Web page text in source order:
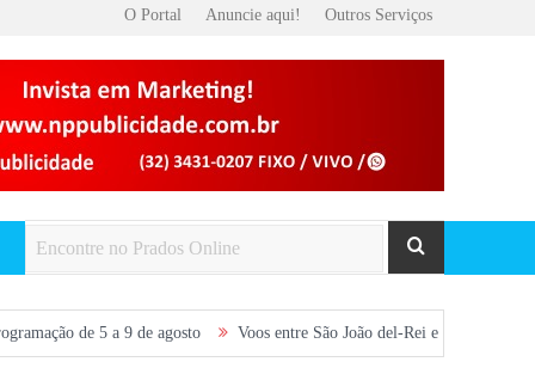
O Portal Anuncie aqui! Outros Serviços
9 de agosto Voos entre São João del-Rei e Belo Horizonte são